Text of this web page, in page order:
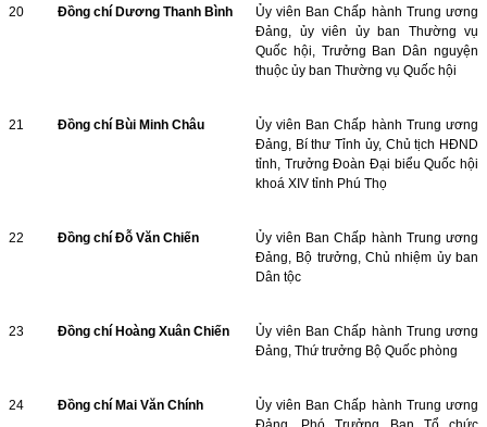
20 Đồng chí Dương Thanh Bình
Ủy viên Ban Chấp hành Trung ương
Đảng, ủy viên ủy ban Thường vụ
Quốc hội, Trưởng Ban Dân nguyện
thuộc ủy ban Thường vụ Quốc hội
21 Đồng chí Bùi Minh Châu
Ủy viên Ban Chấp hành Trung ương
Đảng, Bí thư Tỉnh ủy, Chủ tịch HĐND
tỉnh, Trưởng Đoàn Đại biểu Quốc hội
khoá XIV tỉnh Phú Thọ
22 Đồng chí Đỗ Văn Chiến
Ủy viên Ban Chấp hành Trung ương
Đảng, Bộ trưởng, Chủ nhiệm ủy ban
Dân tộc
23 Đồng chí Hoàng Xuân Chiến
Ủy viên Ban Chấp hành Trung ương
Đảng, Thứ trưởng Bộ Quốc phòng
24 Đồng chí Mai Văn Chính
Ủy viên Ban Chấp hành Trung ương